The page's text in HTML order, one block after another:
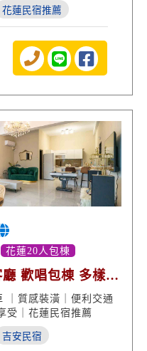
花蓮民宿推薦
花蓮20人包棟
廳 歡唱包棟 多樣房
｜質感裝潢｜便利交通
受｜花蓮民宿推薦
吉安民宿